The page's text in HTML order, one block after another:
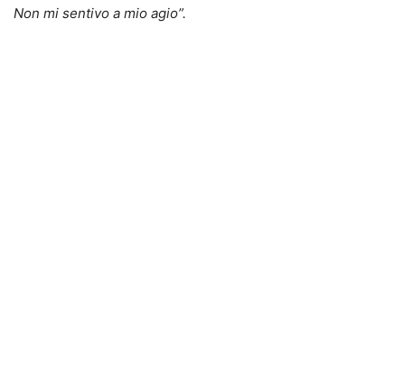
Non mi sentivo a mio agio”.